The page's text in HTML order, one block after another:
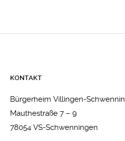
KONTAKT
Bürgerheim Villingen-
Mauthestraße 7 – 9
78054 VS-Schwenningen